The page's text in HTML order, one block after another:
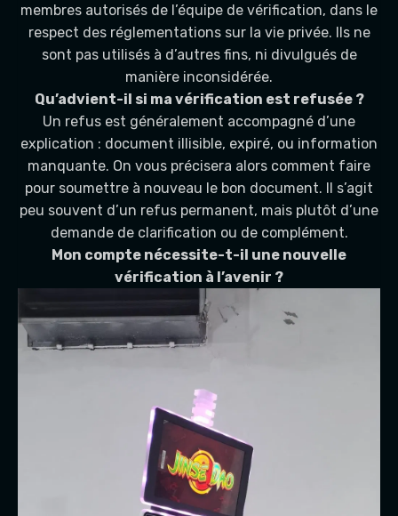
membres autorisés de l’équipe de vérification, dans le
respect des réglementations sur la vie privée. Ils ne
sont pas utilisés à d’autres fins, ni divulgués de
manière inconsidérée.
Qu’advient-il si ma vérification est refusée ?
Un refus est généralement accompagné d’une
explication : document illisible, expiré, ou information
manquante. On vous précisera alors comment faire
pour soumettre à nouveau le bon document. Il s’agit
peu souvent d’un refus permanent, mais plutôt d’une
demande de clarification ou de complément.
Mon compte nécessite-t-il une nouvelle
vérification à l’avenir ?